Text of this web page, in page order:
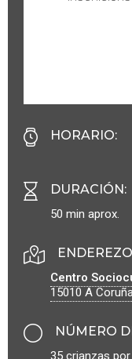
HORARIO:
DURACIÓN:
50 min aprox.
Centro
15010A
NÚMERO